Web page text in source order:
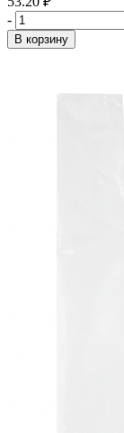
-
В корзину